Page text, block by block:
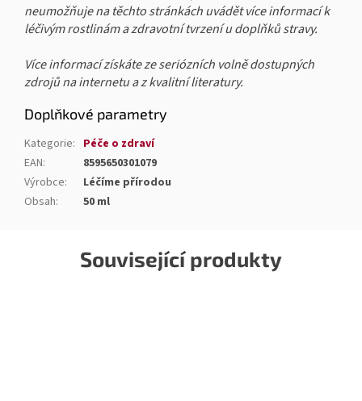
Související produkty
neumožňuje na těchto stránkách uvádět více informací k
léčivým rostlinám a zdravotní tvrzení u doplňků stravy.
Více informací získáte ze seriózních volně dostupných
zdrojů na internetu a z kvalitní literatury.
Doplňkové parametry
Kategorie: Péče o zdraví
EAN:
8595650301079
Výrobce:
Léčíme přírodou
Obsah: 50 ml